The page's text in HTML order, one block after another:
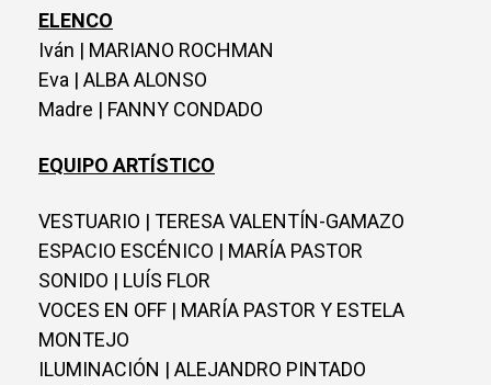
ELENCO
Iván | MARIANO ROCHMAN
Eva | ALBA ALONSO
Madre | FANNY CONDADO
EQUIPO ARTÍSTICO
VESTUARIO | TERESA VALENTÍN-GAMAZO
ESPACIO ESCÉNICO | MARÍA PASTOR
SONIDO | LUÍS FLOR
VOCES EN OFF | MARÍA PASTOR Y ESTELA
MONTEJO
ILUMINACIÓN | ALEJANDRO PINTADO